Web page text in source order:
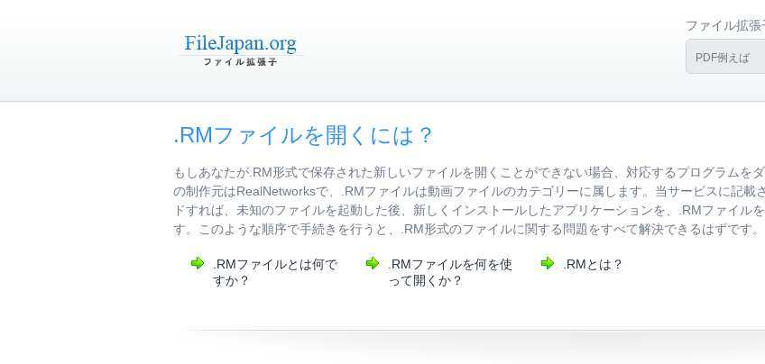
ファイル拡張
.RMファイルを開くには？
もしあなたが.RM形式で保存された新しいファイルを開くことができない場合、対応するプログラムを
の制作元はRealNetworksで、.RMファイルは動画ファイルのカテゴリーに属します。当サービスに記載
ドすれば、未知のファイルを起動した後、新しくインストールしたアプリケーションを、.RMファイル
す。このような順序で手続きを行うと、.RM形式のファイルに関する問題をすべて解決できるはずです。
.RMファイルとは何で
すか？
.RMファイルを何を使
って開くか？
.RMとは？